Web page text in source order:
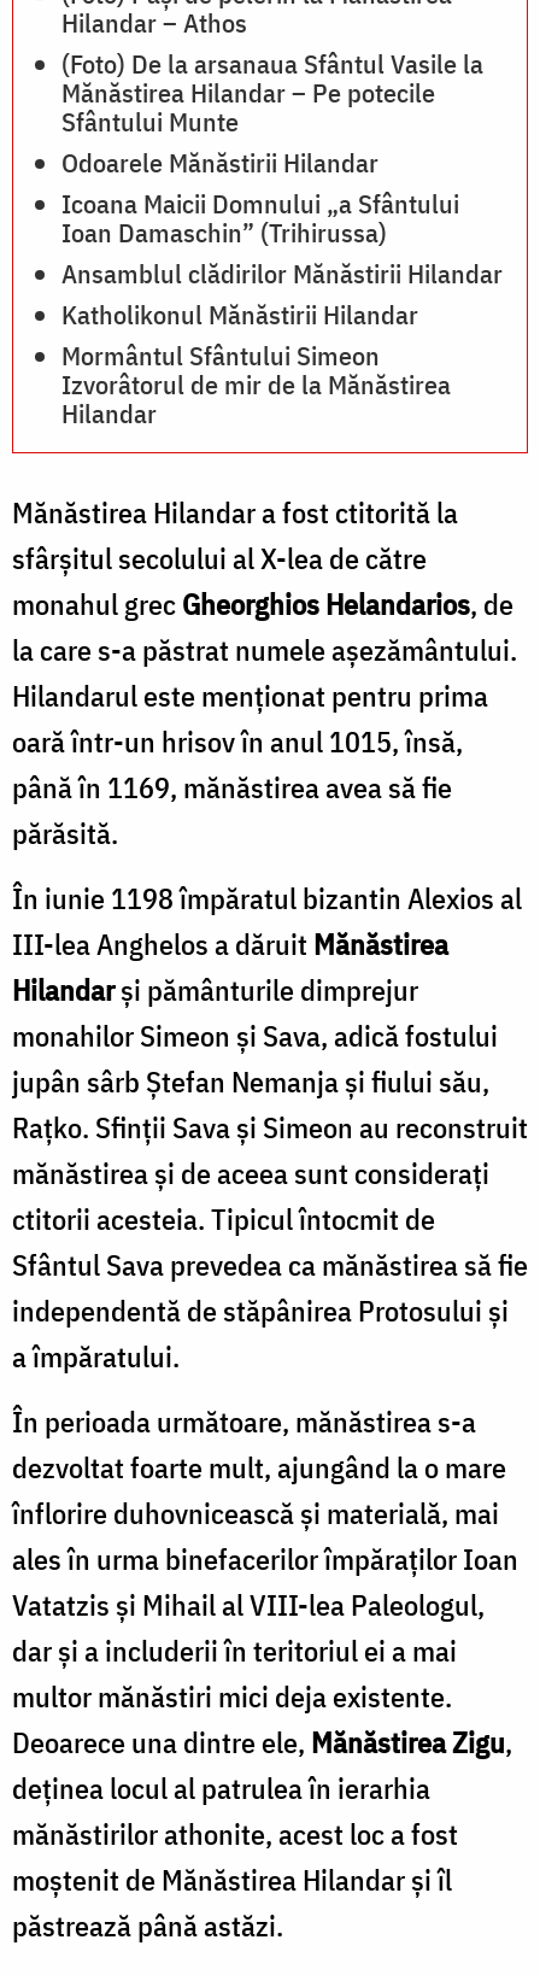
Hilandar – Athos
(Foto) De la arsanaua Sfântul Vasile la
Mănăstirea Hilandar – Pe potecile
Sfântului Munte
Odoarele Mănăstirii Hilandar
Icoana Maicii Domnului „a Sfântului
Ioan Damaschin” (Trihirussa)
Ansamblul clădirilor Mănăstirii Hilandar
Katholikonul Mănăstirii Hilandar
Mormântul Sfântului Simeon
Izvorâtorul de mir de la Mănăstirea
Hilandar
Mănăstirea Hilandar a fost ctitorită la
sfârșitul secolului al X-lea de către
monahul grecGheorghios Helandarios, de
la care s-a păstrat numele aşezământului.
Hilandarul este menționat pentru prima
oară într-un hrisov în anul 1015, însă,
până în 1169, mănăstirea avea să fie
părăsită.
În iunie 1198 împăratul bizantin Alexios al
III-lea Anghelos a dăruit Mănăstirea
Hilandarși pământurile dimprejur
monahilor Simeon și Sava, adică fostului
jupân sârb Ștefan Nemanja și fiului său,
Raţko. Sfinţii Sava şi Simeon au reconstruit
mănăstirea şi de aceea sunt consideraţi
ctitorii acesteia. Tipicul întocmit de
Sfântul Sava prevedea ca mănăstirea să fie
independentă de stăpânirea Protosului şi
a împăratului.
În perioada următoare, mănăstirea s-a
dezvoltat foarte mult, ajungând la o mare
înflorire duhovnicească şi materială, mai
ales în urma binefacerilor împăraţilor Ioan
Vatatzis şi Mihail al VIII-lea Paleologul,
dar şi a includerii în teritoriul ei a mai
multor mănăstiri mici deja existente.
Deoarece una dintre ele, Mănăstirea Zigu,
deţinea locul al patrulea în ierarhia
mănăstirilor athonite, acest loc a fost
moştenit de Mănăstirea Hilandar şi îl
păstrează până astăzi.